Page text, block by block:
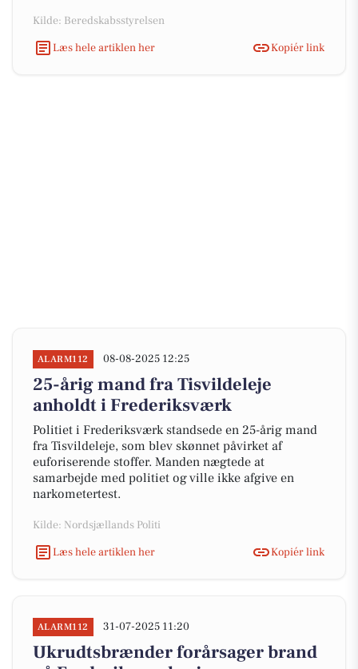
Kilde: Beredskabsstyrelsen
Læs hele artiklen her
Kopiér link
ALARM112 08-08-2025 12:25
25-årig mand fra Tisvildeleje
anholdt i Frederiksværk
Politiet i Frederiksværk standsede en 25-årig mand
fra Tisvildeleje, som blev skønnet påvirket af
euforiserende stoffer. Manden nægtede at
samarbejde med politiet og ville ikke afgive en
narkometertest.
Kilde: Nordsjællands Politi
Læs hele artiklen her
Kopiér link
ALARM112 31-07-2025 11:20
Ukrudtsbrænder forårsager brand